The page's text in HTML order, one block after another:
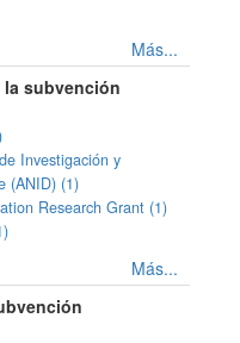
Más...
subvención
Investigación y
(ANID) (1)
Research Grant (1)
Más...